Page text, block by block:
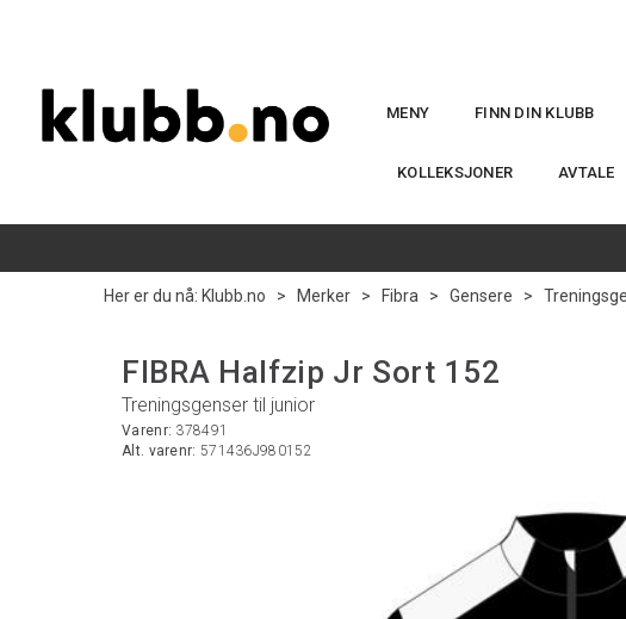
MENY FINN DIN KLUBB
KOLLEKSJONER AVTALE
Her er du nå: Klubb.no > Merker > Fibra > Gensere >
FIBRA Halfzip Jr Sort 152
Treningsgenser til junior
Varenr: 378491
Alt. varenr: 571436J980152